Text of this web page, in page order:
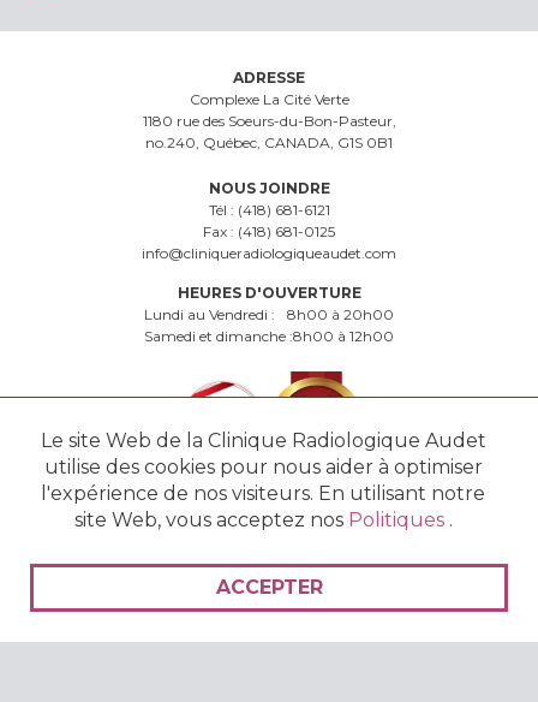
ADRESSE
Complexe La Cité Verte
1180 rue des Soeurs-du-Bon-Pasteur,
no.240, Québec, CANADA, G1S 0B1
NOUS JOINDRE
Tél : (418) 681-6121
Fax : (418) 681-0125
info@cliniqueradiologiqueaudet.com
HEURES D'OUVERTURE
Lundi au Vendredi :
8h00 à 20h00
Samedi et dimanche :8h00 à 12h00
Politiques
Le site Web de la Clinique Radiologique Audet
utilise des cookies pour nous aider à optimiser
l'expérience de nos visiteurs. En utilisant notre
site Web, vous acceptez nos Politiques.
ACCEPTER